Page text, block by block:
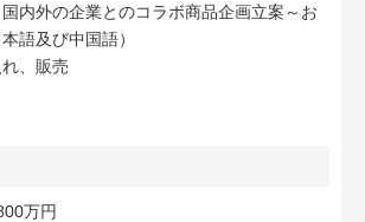
国内外の企業とのコラボ商品企画立案～お
語及び中国語）
、販売
万円